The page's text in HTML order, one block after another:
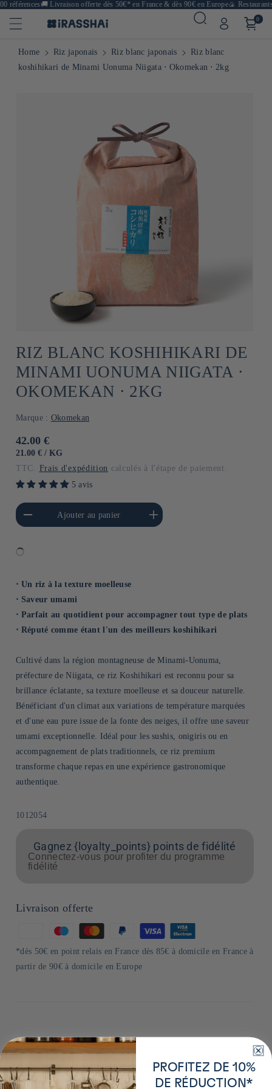
références🚚Livraison offerte dès 50€* en France & dès 90€ en Europe🍙
0
Home Riz japonais Riz blanc japonais
Riz blanc
koshihikari de Minami Uonuma Niigata ⋅ Okomekan ⋅ 2kg
RIZ BLANC KOSHIHIKARI DE
MINAMI UONUMA NIIGATA ⋅
OKOMEKAN ⋅ 2KG
Marque : Okomekan
Prix
habituel
42.00 €
PRIX
21.00 € / PAR
KG
TTC. Frais d'expédition calculés à l'étape de paiement.
5 avis
quantité de Default
Title
Ajouter au panier
Augmenter la quantité de
Default Title
⋅ Un riz à la texture moelleuse
⋅ Saveur umami
⋅ Parfait au quotidient pour accompagner tout type de plats
⋅ Réputé comme étant l'un des meilleurs koshihikari
Cultivé dans la région montagneuse de Minami-Uonuma,
préfecture de Niigata, ce riz Koshihikari est reconnu pour sa
brillance éclatante, sa texture moelleuse et sa douceur naturelle.
Bénéficiant d'un climat aux variations de température marquées
et d'une eau pure issue de la fonte des neiges, il offre une saveur
umami exceptionnelle. Idéal pour les sushis, onigiris ou en
accompagnement de plats traditionnels, ce riz premium
transforme chaque repas en une expérience gastronomique
authentique.
SKU:
1012054
Gagnez {loyalty_points} points de fidélité
Connectez-vous pour profiter du programme
fidélité
Livraison offerte
de
paiement
*dès 50€ en point relais en France dès 85€ à domicile en France à
partir de 90€ à domicile en Europe
Plus de détails sur ce produitPROFITEZ DE 10%
DE RÉDUCTION*